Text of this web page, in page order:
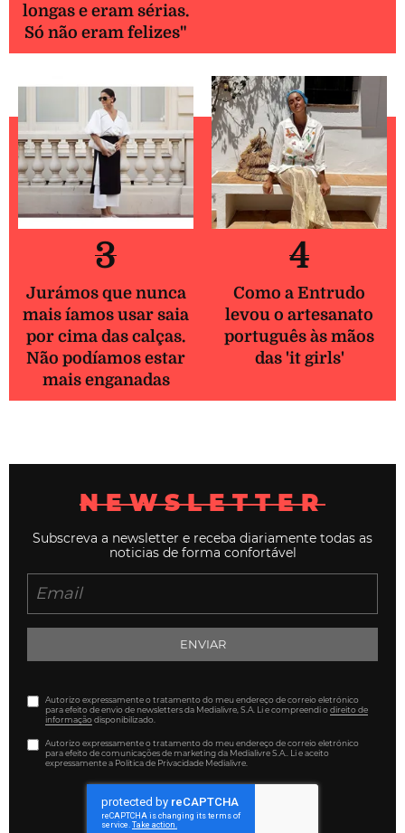
longas e eram sérias.
Só não eram felizes"
3
Jurámos que nunca
mais íamos usar saia
por cima das calças.
Não podíamos estar
mais enganadas
4
Como a Entrudo
levou o artesanato
português às mãos
das 'it girls'
NEWSLETTER
Subscreva a newsletter e receba diariamente todas as
noticias de forma confortável
ENVIAR
Autorizo expressamente o tratamento do meu endereço de correio eletrónico
para efeito de envio de newsletters da Medialivre, S.A. Li e compreendi odireito de
informaçãodisponibilizado.
Autorizo expressamente o tratamento do meu endereço de correio eletrónico
para efeito de comunicações de marketing da Medialivre S.A.. Li e aceito
expressamente a Política de Privacidade Medialivre.